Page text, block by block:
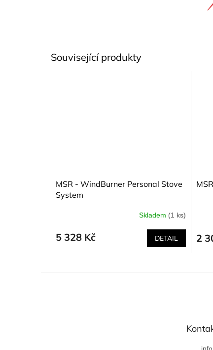
Související produkty
MSR - WindBurner Personal Stove
System
Skladem (1 ks)
5 328 Kč DETAIL 2